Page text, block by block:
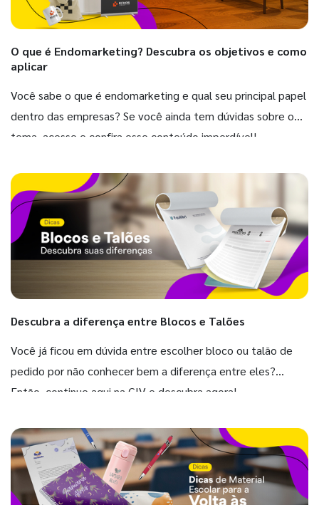
O que é Endomarketing? Descubra os objetivos e como
aplicar
Você sabe o que é endomarketing e qual seu principal papel
dentro das empresas? Se você ainda tem dúvidas sobre o
tema, acesse e confira esse conteúdo imperdível!
Descubra a diferença entre Blocos e Talões
Você já ficou em dúvida entre escolher bloco ou talão de
pedido por não conhecer bem a diferença entre eles?
Então, continue aqui na GIV e descubra agora!